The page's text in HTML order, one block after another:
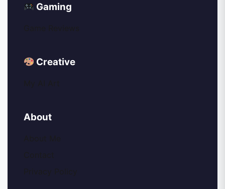
Gaming
Creative
About